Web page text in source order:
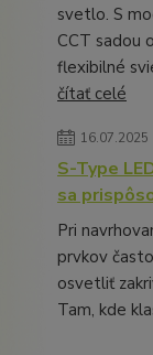
svetlo. S
CCT sadou
flexibilné
čítať celé
16.07.2025
S-Type
sa
Pri
prvkov
osvetliť
Tam, kde